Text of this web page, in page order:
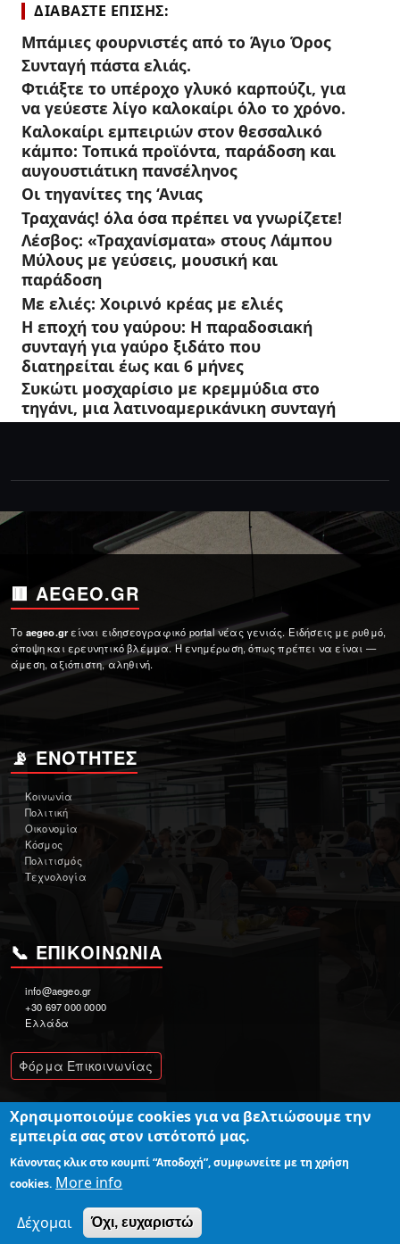
ΔΙΑΒΆΣΤΕ ΕΠΊΣΗΣ:
Μπάμιες φουρνιστές από το Άγιο Όρος
Συνταγή πάστα ελιάς.
Φτιάξτε το υπέροχο γλυκό καρπούζι, για
να γεύεστε λίγο καλοκαίρι όλο το χρόνο.
Καλοκαίρι εμπειριών στον θεσσαλικό
κάμπο: Τοπικά προϊόντα, παράδοση και
αυγουστιάτικη πανσέληνος
Οι τηγανίτες της ‘Ανιας
Τραχανάς! όλα όσα πρέπει να γνωρίζετε!
Λέσβος: «Τραχανίσματα» στους Λάμπου
Μύλους με γεύσεις, μουσική και
παράδοση
Με ελιές: Χοιρινό κρέας με ελιές
Η εποχή του γαύρου: Η παραδοσιακή
συνταγή για γαύρο ξιδάτο που
διατηρείται έως και 6 μήνες
Συκώτι μοσχαρίσιο με κρεμμύδια στο
τηγάνι, μια λατινοαμερικάνικη συνταγή
🟥 AEGEO.GR
Το aegeo.grείναι ειδησεογραφικό portal νέας γενιάς. Ειδήσεις με ρυθμό,
άποψη και ερευνητικό βλέμμα. Η ενημέρωση, όπως πρέπει να είναι —
άμεση, αξιόπιστη, αληθινή.
📡 ΕΝΌΤΗΤΕΣ
Κοινωνία
Πολιτική
Οικονομία
Κόσμος
Πολιτισμός
Τεχνολογία
📞 ΕΠΙΚΟΙΝΩΝΊΑ
info@aegeo.gr
+30 697 000 0000
Ελλάδα
Φόρμα Επικοινωνίας
© 2025AEGEO.GR— Ειδήσεις με παλμό.
Ανάπτυξη:
Driver of Samos
Χρησιμοποιούμε cookies για να βελτιώσουμε την
εμπειρία σας στον ιστότοπό μας.
Κάνοντας κλικ στο κουμπί “Αποδοχή”, συμφωνείτε με τη χρήση
cookies. More info
Δέχομαι Όχι, ευχαριστώ